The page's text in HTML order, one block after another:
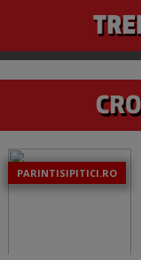
PARINTISIPITICI.RO